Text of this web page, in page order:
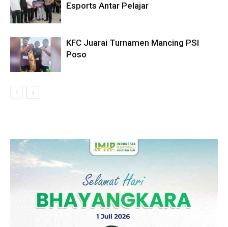
Esports Antar Pelajar
KFC Juarai Turnamen Mancing PSI
Poso